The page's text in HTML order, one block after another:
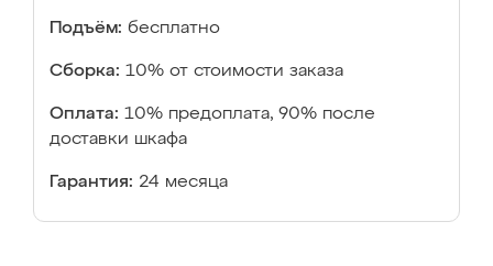
Подъём: бесплатно
Сборка: 10% от стоимости заказа
Оплата: 10% предоплата, 90% после
доставки шкафа
Гарантия: 24 месяца